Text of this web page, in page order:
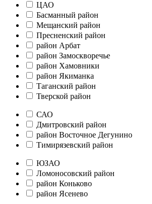
ЦАО
Басманный район
Мещанский район
Пресненский район
район Арбат
район Замоскворечье
район Хамовники
район Якиманка
Таганский район
Тверской район
САО
Дмитровский район
район Восточное Дегунино
Тимирязевский район
ЮЗАО
Ломоносовский район
район Коньково
район Ясенево